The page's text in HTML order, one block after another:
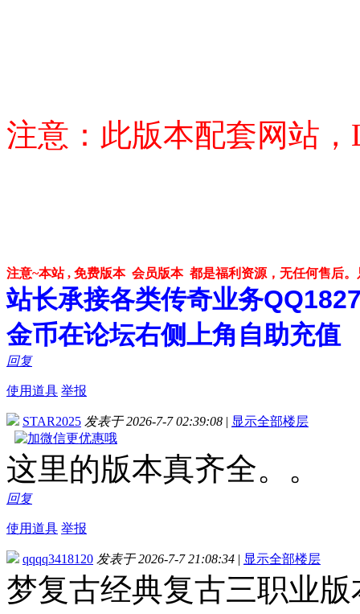
注意：此版本配套网站
注意~本站 , 免费版本 会员版本 都是福利资源，无任何售后
站长承接各类传奇业务
金币在论坛右侧上角自助充值
回复
使用道具 举报
STAR2025 发表于 2026-7-7 02:39:08 | 显示全部楼层
这里的版本真齐全。。
回复
使用道具 举报
qqqq3418120 发表于 2026-7-7 21:08:34 | 显示全部楼层
梦复古经典复古三职业